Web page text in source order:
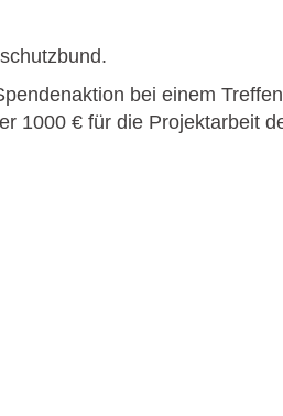
bei einem
1000 € für die Projektarbeit